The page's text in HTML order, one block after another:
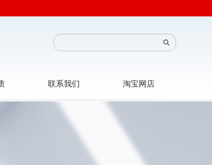
联系我们 淘宝网店